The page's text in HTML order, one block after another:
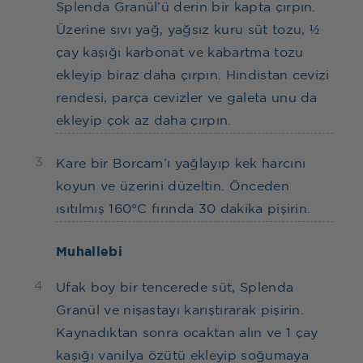
Splenda Granül’ü derin bir kapta çırpın.
Üzerine sıvı yağ, yağsız kuru süt tozu, ½
çay kaşığı karbonat ve kabartma tozu
ekleyip biraz daha çırpın. Hindistan cevizi
rendesi, parça cevizler ve galeta unu da
ekleyip çok az daha çırpın.
3
Kare bir Borcam’ı yağlayıp kek harcını
koyun ve üzerini düzeltin. Önceden
ısıtılmış 160°C fırında 30 dakika pişirin.
Muhallebi
4
Ufak boy bir tencerede süt, Splenda
Granül ve nişastayı karıştırarak pişirin.
Kaynadıktan sonra ocaktan alın ve 1 çay
kaşığı vanilya özütü ekleyip soğumaya